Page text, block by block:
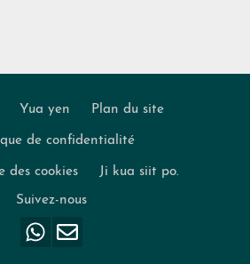
Yua yen Plan du site
de confidentialité
des cookies
Ji kua siit po.
Suivez-nous